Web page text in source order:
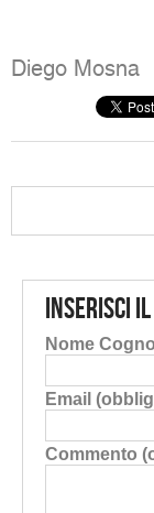
Diego Mosna
Inserisci
Nome
Email
Commento